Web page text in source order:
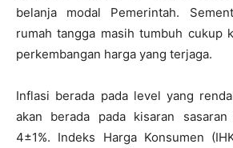
belanja modal Pemerintah.
rumah tangga masih tumbuh cukup
perkembangan harga yang terjaga.
Inflasi berada pada level yang
akan berada pada kisaran
4±1%. Indeks Harga Konsumen